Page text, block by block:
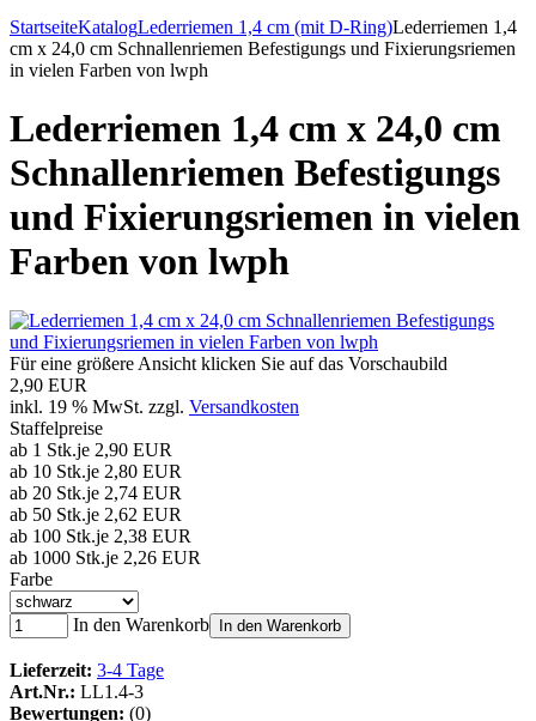
StartseiteKatalogLederriemen 1,4 cm (mit D-Ring)Lederriemen 1,4
cm x 24,0 cm Schnallenriemen Befestigungs und Fixierungsriemen
in vielen Farben von lwph
Lederriemen 1,4 cm x 24,0 cm
Schnallenriemen Befestigungs
und Fixierungsriemen in vielen
Farben von lwph
Für eine größere Ansicht klicken Sie auf das Vorschaubild
2,90 EUR
inkl. 19 % MwSt. zzgl. Versandkosten
Staffelpreise
ab 1 Stk.je 2,90 EUR
ab 10 Stk.je 2,80 EUR
ab 20 Stk.je 2,74 EUR
ab 50 Stk.je 2,62 EUR
ab 100 Stk.je 2,38 EUR
ab 1000 Stk.je 2,26 EUR
Farbe
In den Warenkorb In den Warenkorb
Lieferzeit: 3-4 Tage
Art.Nr.: LL1.4-3
Bewertungen: (0)